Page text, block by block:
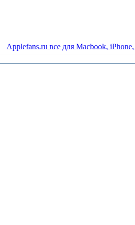
Applefans.ru все для Macbook, iPhone,